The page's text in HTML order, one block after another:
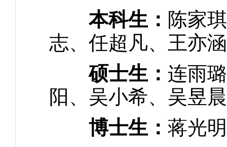
本科生： 陈家
志、任超凡、王亦
硕士生： 连雨
阳、吴小希、吴昱
博士生： 蒋光